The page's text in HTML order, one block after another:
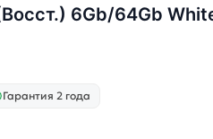
6Gb/64Gb
Гарантия 2 года